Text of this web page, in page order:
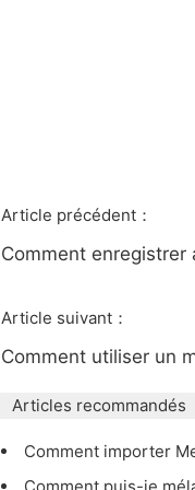
Article précédent：
Comment enregistrer
Article suivant：
Comment utiliser un
Articles recommandés
Comment importer